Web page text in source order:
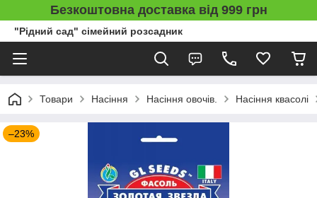
Безкоштовна доставка від 999 грн
"Рідний сад" сімейний розсадник
Товари Насіння Насіння овочів. Насіння квасолі
–23%